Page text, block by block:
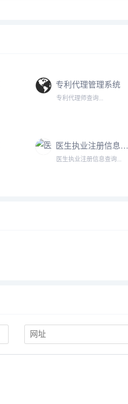
专利代理管理系统
专利代理师查询...
医生执业注册信息查询
医生执业注册信息查询...